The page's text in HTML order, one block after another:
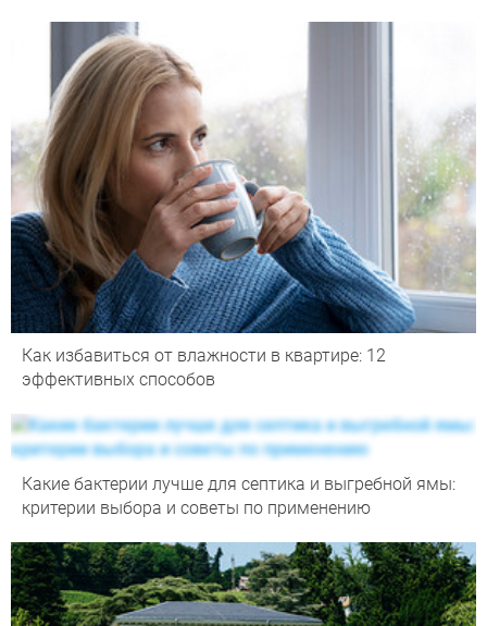
Как избавиться от влажности в квартире: 12
эффективных способов
Какие бактерии лучше для септика и выгребной ямы:
критерии выбора и советы по применению